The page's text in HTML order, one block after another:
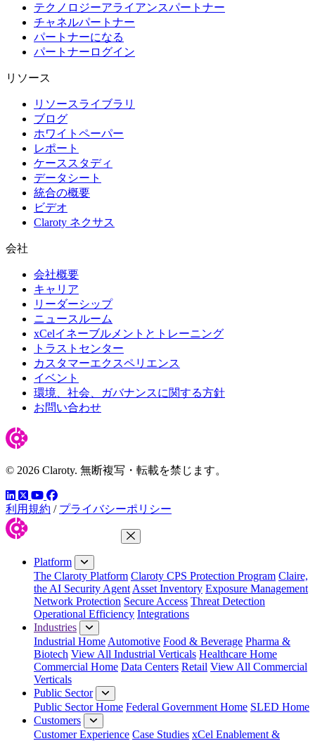
テクノロジーアライアンスパートナー
チャネルパートナー
パートナーになる
パートナーログイン
リソース
リソースライブラリ
ブログ
ホワイトペーパー
レポート
ケーススタディ
データシート
統合の概要
ビデオ
Claroty ネクサス
会社
会社概要
キャリア
リーダーシップ
ニュースルーム
xCelイネーブルメントとトレーニング
トラストセンター
カスタマーエクスペリエンス
イベント
環境、社会、ガバナンスに関する方針
お問い合わせ
© 2026 Claroty. 無断複写・転載を禁じます。
LinkedIn
ツイッター
YouTube
Facebook
利用規約 / プライバシーポリシー
Close Menu
Platform
The Claroty Platform Claroty CPS Protection Program Claire,
the AI Security Agent Asset Inventory Exposure Management
Network Protection Secure Access Threat Detection
Operational Efficiency Integrations
Industries
Industrial Home Automotive Food & Beverage Pharma &
Biotech View All Industrial Verticals Healthcare Home
Commercial Home Data Centers Retail View All Commercial
Verticals
Public Sector
Public Sector Home Federal Government Home SLED Home
Customers
Customer Experience Case Studies xCel Enablement &